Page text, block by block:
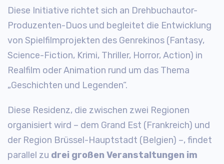
Diese Initiative richtet sich an Drehbuchautor-
Produzenten-Duos und begleitet die Entwicklung
von Spielfilmprojekten des Genrekinos (Fantasy,
Science-Fiction, Krimi, Thriller, Horror, Action) in
Realfilm oder Animation rund um das Thema
„Geschichten und Legenden“.
Diese Residenz, die zwischen zwei Regionen
organisiert wird – dem Grand Est (Frankreich) und
der Region Brüssel-Hauptstadt (Belgien) –, findet
parallel zu drei großen Veranstaltungen im